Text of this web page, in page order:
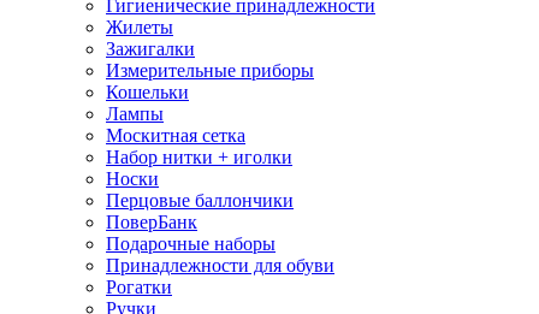
Гигиенические принадлежности
Жилеты
Зажигалки
Измерительные приборы
Кошельки
Лампы
Москитная сетка
Набор нитки + иголки
Носки
Перцовые баллончики
ПоверБанк
Подарочные наборы
Принадлежности для обуви
Рогатки
Ручки